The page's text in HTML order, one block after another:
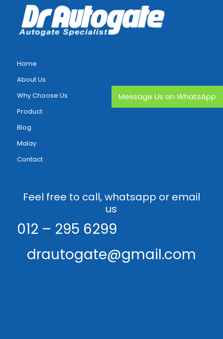
Home
About Us
Why Choose Us
Product
Blog
Malay
Contact
Feel free to call, whatsapp or email
us
012 – 295 6299
drautogate@gmail.com
Message Us on WhatsApp